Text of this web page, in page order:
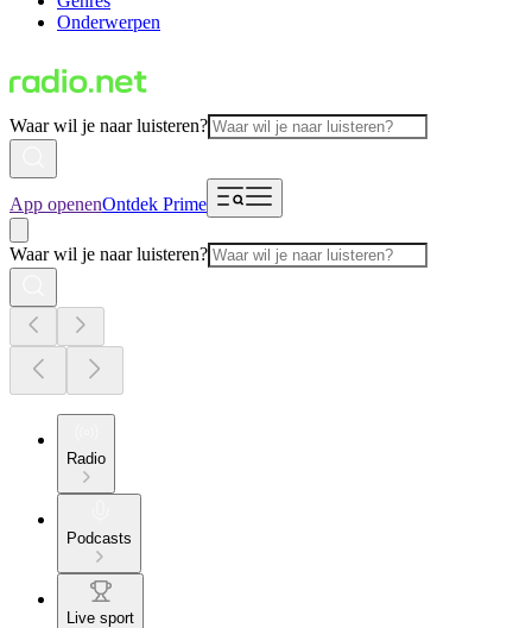
Onderwerpen
Waar wil je naar luisteren?
App openenOntdek Prime
Waar wil je naar luisteren?
Radio
Podcasts
Live sport